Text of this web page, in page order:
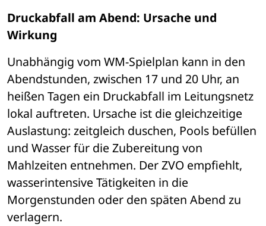
Druckabfall am Abend: Ursache und
Wirkung
Unabhängig vom WM-Spielplan kann in den
Abendstunden, zwischen 17 und 20 Uhr, an
heißen Tagen ein Druckabfall im Leitungsnetz
lokal auftreten. Ursache ist die gleichzeitige
Auslastung: zeitgleich duschen, Pools befüllen
und Wasser für die Zubereitung von
Mahlzeiten entnehmen. Der ZVO empfiehlt,
wasserintensive Tätigkeiten in die
Morgenstunden oder den späten Abend zu
verlagern.